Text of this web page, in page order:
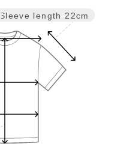
Sleeve length 22cm